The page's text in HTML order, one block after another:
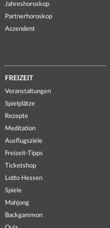
Jahreshoroskop
Partnerhoroskop
Aszendent
FREIZEIT
Veranstaltungen
Spielplätze
Rezepte
Meditation
Ausflugsziele
Freizeit-Tipps
Ticketshop
Lotto Hessen
Spiele
Mahjong
Backgammon